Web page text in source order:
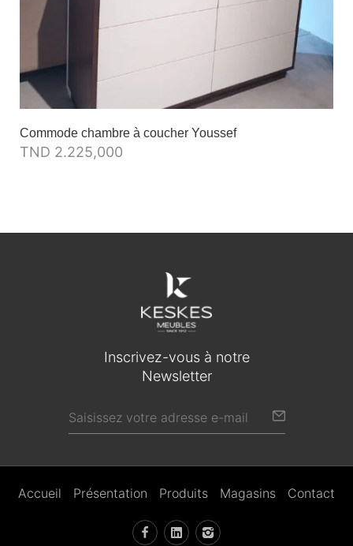
Commode chambre à coucher Youssef
TND 2.225,000
Inscrivez-vous à notre
Newsletter
Accueil Présentation Produits Magasins Contact